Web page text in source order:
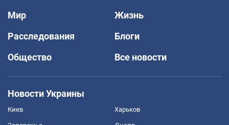
Мир
Жизнь
Расследования
Блоги
Общество
Все новости
Новости Украины
Киев Харьков